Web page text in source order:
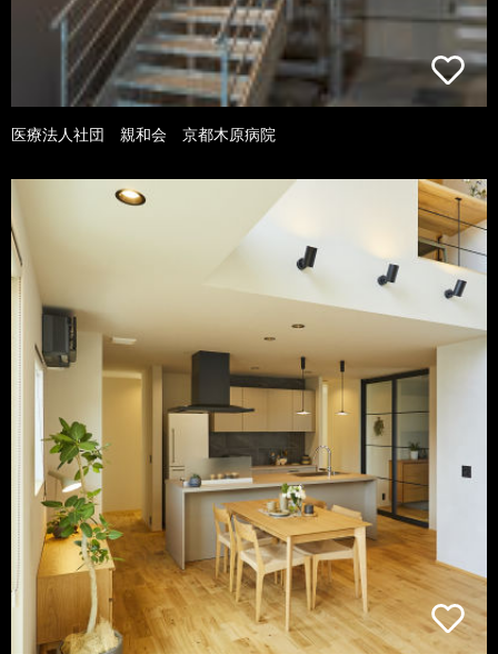
医療法人社団 親和会 京都木原病院